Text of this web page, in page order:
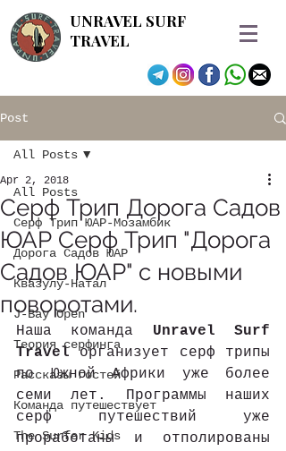
UNRAVEL SURF
TRAVEL
Post
All Posts
Серф Трип ЮАР-Мозамбик
Дорога Садов ЮАР
Квазулу-Натал
J-Bay Open
Теория серфинга
Рассказы гостей
Команда путешествует
The Surfer Kids
All Posts
Серф Трип Дорога Садов
ЮАР Серф Трип "Дорога
Садов ЮАР" с новыми
поворотами.
Apr 2, 2018
Наша команда Unravel Surf
Travel организует серф трипы
по Южной Африки уже более
семи лет. Программы наших
серф путешествий уже
проработаны и отполированы